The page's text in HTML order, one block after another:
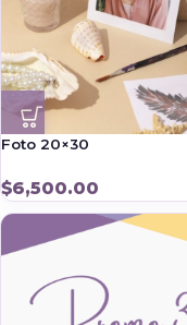
Foto 20×30
$6,500.00